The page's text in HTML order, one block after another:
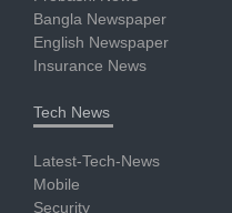
Bangla Newspaper
English Newspaper
Insurance News
Tech News
Latest-Tech-News
Mobile
Security